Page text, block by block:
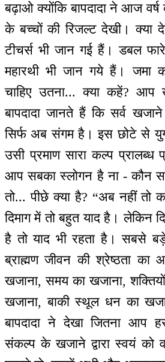
बढ़ाओ क्योंकि बापदादा ने आज
के बच्चों की रिजल्ट देखी। क्या
टीचर्स भी जान गई हैं। डबल
महारथी भी जान गये हैं। जमा
चाहिए उतना... क्या कहें? आप
बापदादा जानते हैं कि सर्व
सिर्फ अब संगम है। इस छोटे से
उसी प्रमाण सारा कल्प प्रालब्ध
आप सबका स्लोगन है ना - कौन
तो... पीछे क्या है? “अब नहीं तो
दिमाग में तो बहुत याद है। लेकिन
है तो याद भी रहता है। सबसे
ब्राह्मण जीवन की श्रेष्ठता
खजाना, समय का खजाना,
खजाना, बाकी स्थूल धन का
बापदादा ने देखा जितना आप
संकल्प के खजाने द्वारा स्वयं को